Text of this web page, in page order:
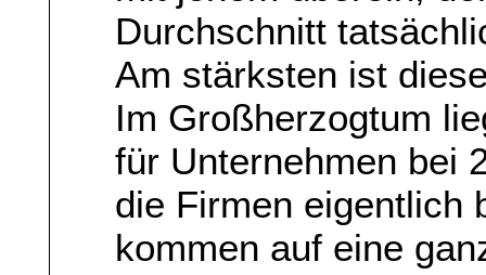
Durchschnitt
Am stärksten ist
Im Großherzogtum
für Unternehmen bei
die Firmen eigentlich
kommen auf eine